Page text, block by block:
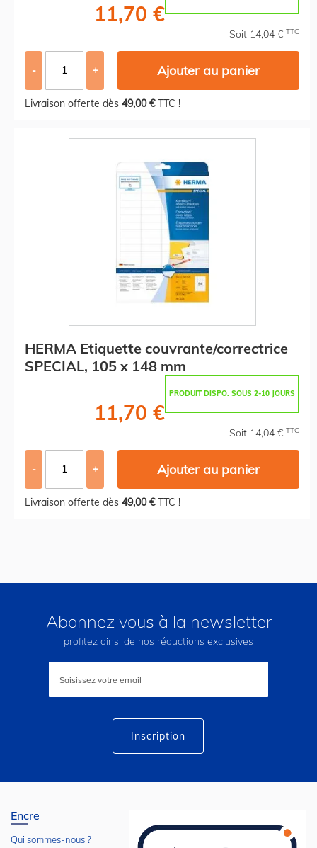
11,70 €
Soit 14,04 € TTC
- + Ajouter au panier
Livraison offerte dès 49,00 €TTC !
HERMA Etiquette couvrante/correctrice
SPECIAL, 105 x 148 mm
PRODUIT DISPO. SOUS 2-10 JOURS
11,70 €
Soit 14,04 € TTC
- + Ajouter au panier
Livraison offerte dès 49,00 €TTC !
Abonnez vous à la newsletter
profitez ainsi de nos réductions exclusives
lettre
Inscription
Encre
Qui sommes-nous ?